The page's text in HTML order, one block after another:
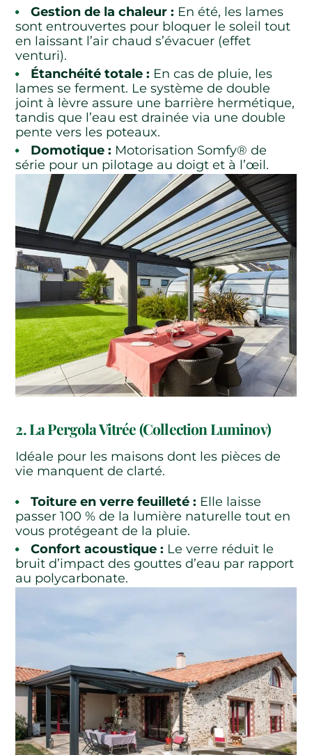
Gestion de la chaleur : En été, les lames
sont entrouvertes pour bloquer le soleil tout
en laissant l’air chaud s’évacuer (effet
venturi).
Étanchéité totale : En cas de pluie, les
lames se ferment. Le système de double
joint à lèvre assure une barrière hermétique,
tandis que l’eau est drainée via une double
pente vers les poteaux.
Domotique : Motorisation Somfy® de
série pour un pilotage au doigt et à l’œil.
2. La Pergola Vitrée (Collection Luminov)
Idéale pour les maisons dont les pièces de
vie manquent de clarté.
Toiture en verre feuilleté : Elle laisse
passer 100 % de la lumière naturelle tout en
vous protégeant de la pluie.
Confort acoustique : Le verre réduit le
bruit d’impact des gouttes d’eau par rapport
au polycarbonate.